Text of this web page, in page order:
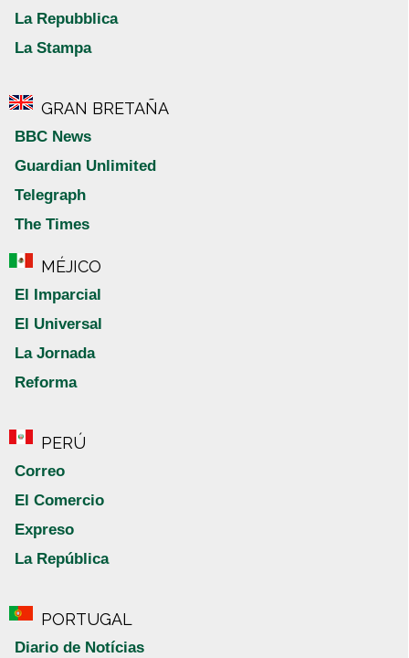
La Repubblica
La Stampa
GRAN BRETAÑA
BBC News
Guardian Unlimited
Telegraph
The Times
MÉJICO
El Imparcial
El Universal
La Jornada
Reforma
PERÚ
Correo
El Comercio
Expreso
La República
PORTUGAL
Diario de Notícias